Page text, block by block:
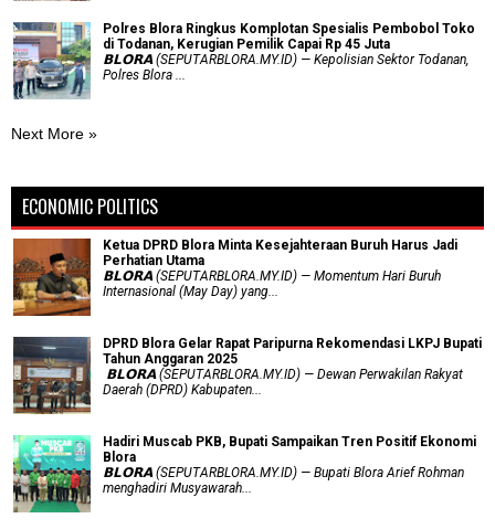
Polres Blora Ringkus Komplotan Spesialis Pembobol Toko
di Todanan, Kerugian Pemilik Capai Rp 45 Juta
𝗕𝗟𝗢𝗥𝗔 (SEPUTARBLORA.MY.ID) — Kepolisian Sektor Todanan,
Polres Blora ...
Next More »
ECONOMIC POLITICS
Ketua DPRD Blora Minta Kesejahteraan Buruh Harus Jadi
Perhatian Utama
​𝗕𝗟𝗢𝗥𝗔 (SEPUTARBLORA.MY.ID) — Momentum Hari Buruh
Internasional (May Day) yang...
DPRD Blora Gelar Rapat Paripurna Rekomendasi LKPJ Bupati
Tahun Anggaran 2025
‎ 𝗕𝗟𝗢𝗥𝗔 (SEPUTARBLORA.MY.ID) — Dewan Perwakilan Rakyat
Daerah (DPRD) Kabupaten...
Hadiri Muscab PKB, Bupati Sampaikan Tren Positif Ekonomi
Blora
𝗕𝗟𝗢𝗥𝗔 (SEPUTARBLORA.MY.ID) — Bupati Blora Arief Rohman
menghadiri Musyawarah...